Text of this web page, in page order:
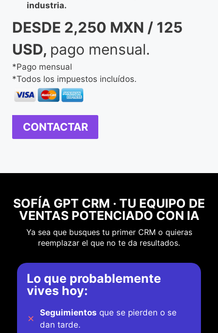
industria.
DESDE 2,250 MXN / 125
USD, pago mensual.
*Pago mensual
*Todos los impuestos incluídos.
CONTACTAR
SOFÍA GPT CRM · TU EQUIPO DE
VENTAS POTENCIADO CON IA
Ya sea que busques tu primer CRM o quieras
reemplazar el que no te da resultados.
Lo que probablemente
vives hoy:
Seguimientos que se pierden o se
dan tarde.